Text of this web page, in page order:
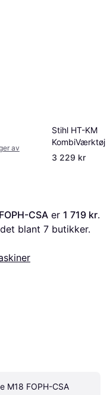
av
Stihl HT-KM
KombiVærktøj
3 229 kr
CSA er 1 719 kr.
blant 7 butikker.
M18 FOPH-CSA